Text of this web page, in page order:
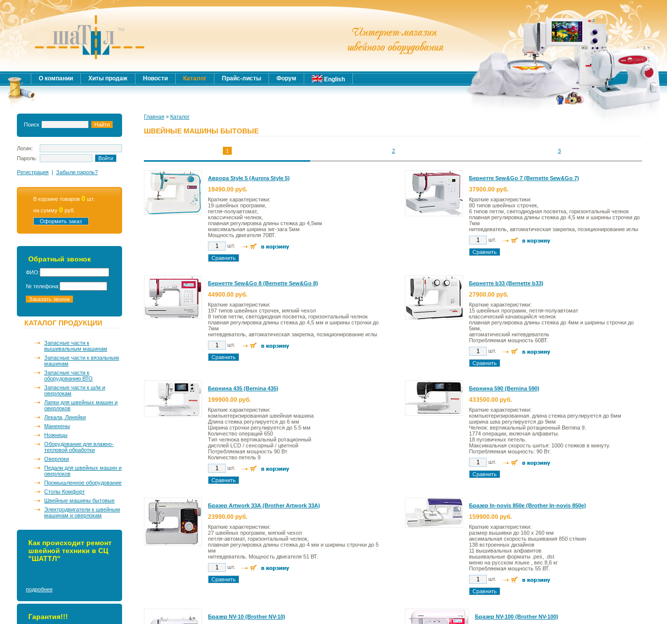
О компании Хиты продаж Новости Каталог Прайс-листы Форум English
Поиск
Логин:
Пароль:
Регистрация | Забыли пароль?
В корзине товаров 0 шт.
на сумму 0 руб.
Оформить заказ
Обратный звонок
ФИО:
№ телефона:
КАТАЛОГ ПРОДУКЦИИ
Запасные части к
вышивальным машинам
Запасные части к вязальным
машинам
Запасные части к
оборудованию ВТО
Запасные части к ш/м и
оверлокам
Лапки для швейных машин и
оверлоков
Лекала, Линейки
Манекены
Ножницы
Оборудование для влажно-
тепловой обработки
Оверлоки
Педали для швейных машин и
оверлоков
Промышленное оборудование
Столы Комфорт
Швейные машины бытовые
Электродвигатели к швейным
машинам и оверлокам
Как происходит ремонт
швейной техники в СЦ
"ШАТТЛ"
подробнее
Гарантия!!!
Главная » Каталог
ШВЕЙНЫЕ МАШИНЫ БЫТОВЫЕ
1 2 3
Аврора Style 5 (Aurora Style 5)
19490.00 руб.
Краткие характеристики:
19 швейных программ,
петля-полуавтомат,
классический челнок,
плавная регулировка длины стежка до 4,5мм
максимальная ширина зиг-зага 5мм
Мощность двигателя 70ВТ.
шт.
Бернетте Sew&Go 7 (Bernette Sew&Go 7)
37900.00 руб.
Краткие характеристики:
80 типов швейных строчек,
6 типов петли, светодиодная посветка, горизонтальный челнок
плавная регулировка длины стежка до 4,5 мм и ширины строчки до
7мм
нитевдеватель, автоматическая закрепка, позиционирование иглы
шт.
Бернетте Sew&Go 8 (Bernette Sew&Go 8)
44900.00 руб.
Краткие характеристики:
197 типов швейных строчек, мягкий чехол
8 типов петли, светодиодная посветка, горизонтальный челнок
плавная регулировка длины стежка до 4,5 мм и ширины строчки до
7мм
нитевдеватель, автоматическая закрепка, позиционирование иглы
шт.
Бернетте b33 (Bernette b33)
27900.00 руб.
Краткие характеристики:
15 швейных программ, петля-полуавтомат
классический качающийся челнок
плавная регулировка длины стежка до 4мм и ширины строчки до
5мм,
автоматический нитевдеватель
Потребляемая мощность 60ВТ.
шт.
Бернина 435 (Bernina 435)
199900.00 руб.
Краткие характеристики:
компьютеризированная швейная машина
Длина стежка регулируется до 6 мм
Ширина строчки регулируется до 5.5 мм
Количество операций 650
Тип челнока вертикальный ротационный
дисплей LCD / сенсорный / цветной
Потребляемая мощность 90 Вт
Количество петель 9
шт.
Бернина 590 (Bernina 590)
433500.00 руб.
Краткие характеристики:
компьютеризированная. длина стежка регулируется до 6мм
ширина шва регулируется до 9мм
Челнок: вертикальный ротационный Bernina 9.
1774 операции, включая алфавиты.
18 пуговичных петель.
Максимальная скорость шитья: 1000 стежков в минуту.
Потребляемая мощность: 90 Вт.
шт.
Бразер Artwork 33A (Brother Artwork 33A)
23990.00 руб.
Краткие характеристики:
27 швейных программ, мягкий чехол
петля-автомат, горизонтальный челнок,
плавная регулировка длины стежка до 4 мм и ширины строчки до 5
мм
нитевдеватель. Мощность двигателя 51 ВТ.
шт.
Бразер In-novis 850e (Brother In-novis 850e)
159900.00 руб.
Краткие характеристики:
размер вышивки до 160 х 260 мм
аксимальная скорость вышивания 850 ст/мин
138 встроенных дизайнов
11 вышивальных алфавитов
вышивальные форматы .pes, .dst
меню на русском языке , вес 8,6 кг
Потребляемая мощность 55 ВТ.
шт.
Бразер NV-10 (Brother NV-10) Бразер NV-100 (Brother NV-100)